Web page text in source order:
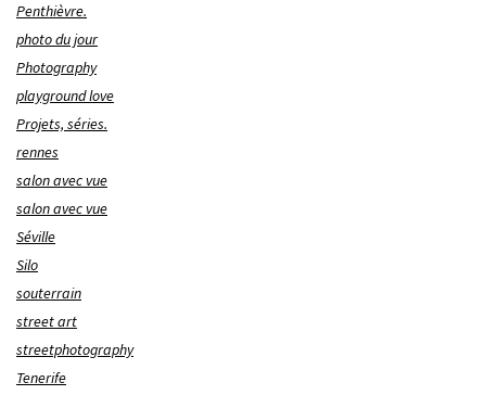
Penthièvre.
photo du jour
Photography
playground love
Projets, séries.
rennes
salon avec vue
salon avec vue
Séville
Silo
souterrain
street art
streetphotography
Tenerife